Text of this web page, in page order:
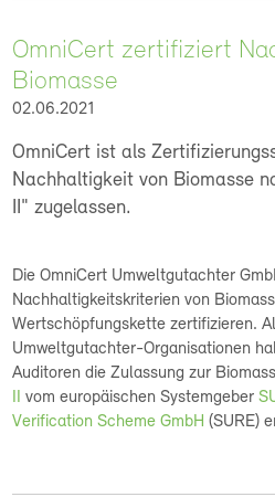
OmniCert zertifiziert
Biomasse
02.06.2021
OmniCert ist als
Nachhaltigkeit von Biomasse
II" zugelassen.
Die OmniCert Umweltgutachter
Nachhaltigkeitskriterien von
Wertschöpfungskette zertifizieren.
Umweltgutachter-Organisationen
Auditoren die Zulassung zur
vom europäischen Systemgeber
Verification Scheme GmbH (SURE)